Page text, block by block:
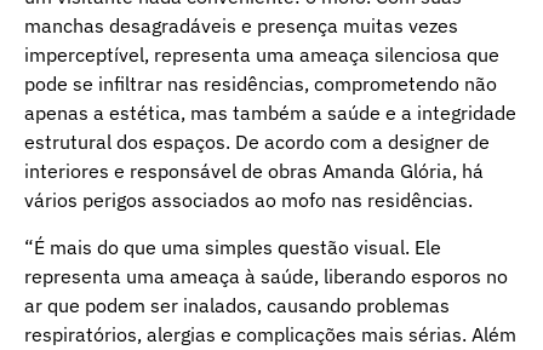
manchas desagradáveis e presença muitas vezes
imperceptível, representa uma ameaça silenciosa que
pode se infiltrar nas residências, comprometendo não
apenas a estética, mas também a saúde e a integridade
estrutural dos espaços. De acordo com a designer de
interiores e responsável de obras Amanda Glória, há
vários perigos associados ao mofo nas residências.
“É mais do que uma simples questão visual. Ele
representa uma ameaça à saúde, liberando esporos no
ar que podem ser inalados, causando problemas
respiratórios, alergias e complicações mais sérias. Além